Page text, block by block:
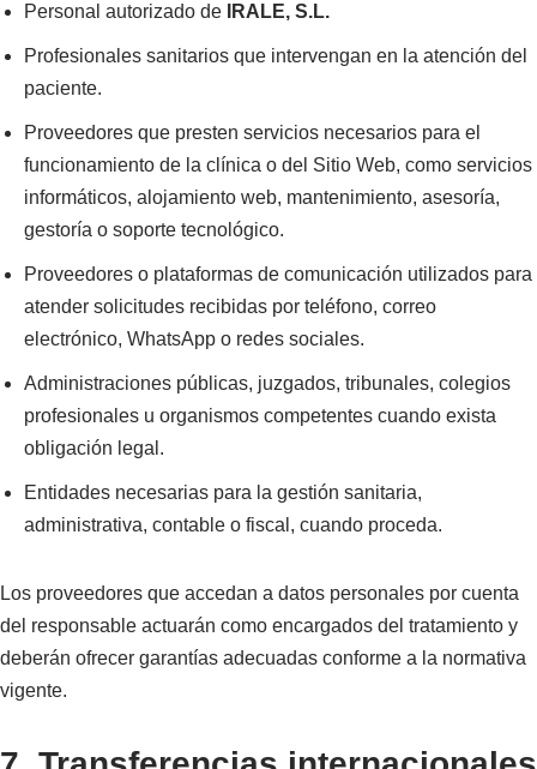
Personal autorizado de IRALE, S.L.
Profesionales sanitarios que intervengan en la atención del
paciente.
Proveedores que presten servicios necesarios para el
funcionamiento de la clínica o del Sitio Web, como servicios
informáticos, alojamiento web, mantenimiento, asesoría,
gestoría o soporte tecnológico.
Proveedores o plataformas de comunicación utilizados para
atender solicitudes recibidas por teléfono, correo
electrónico, WhatsApp o redes sociales.
Administraciones públicas, juzgados, tribunales, colegios
profesionales u organismos competentes cuando exista
obligación legal.
Entidades necesarias para la gestión sanitaria,
administrativa, contable o fiscal, cuando proceda.
Los proveedores que accedan a datos personales por cuenta
del responsable actuarán como encargados del tratamiento y
deberán ofrecer garantías adecuadas conforme a la normativa
vigente.